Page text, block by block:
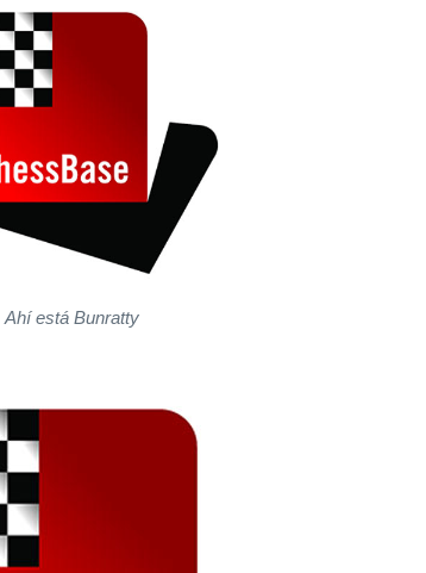
Ahí está Bunratty